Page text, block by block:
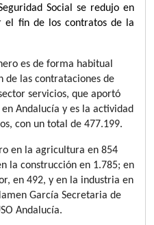
Social se redujo en
el fin de los contratos de la
es de forma habitual
de las contrataciones de
servicios, que aportó
Andalucía y es la actividad
con un total de 477.199.
en la agricultura en 854
la construcción en 1.785; en
en 492, y en la industria en
García Secretaria de
Andalucía.